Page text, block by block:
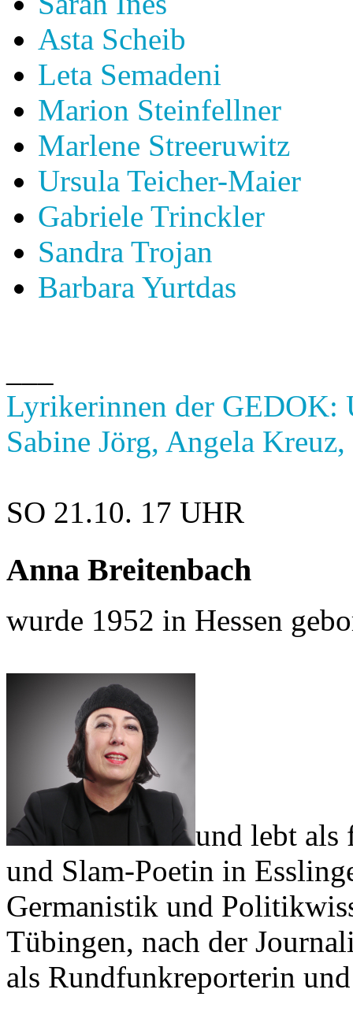
Asta Scheib
Leta Semadeni
Marion Steinfellner
Marlene Streeruwitz
Ursula Teicher-Maier
Gabriele Trinckler
Sandra Trojan
Barbara Yurtdas
Lyrikerinnen der GEDOK:
Sabine Jörg, Angela
SO 21.10. 17 UHR
Anna Breitenbach
wurde 1952 in Hessen
und lebt
und Slam-Poetin in
Germanistik und
Tübingen, nach der
als Rundfunkreporterin